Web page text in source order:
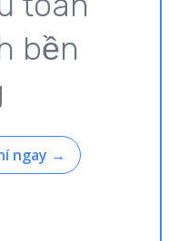
bền
ngay →